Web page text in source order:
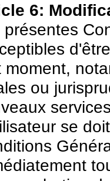
6:
présentes
moment,
ou
se